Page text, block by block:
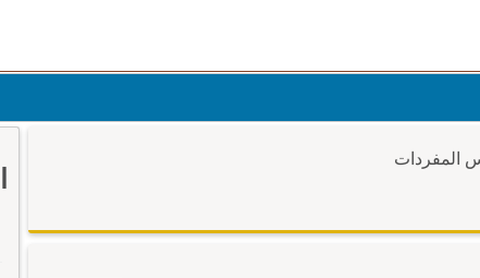
المفردات